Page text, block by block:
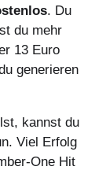
. Du
du mehr
13 Euro
generieren
kannst du
Viel Erfolg
One Hit